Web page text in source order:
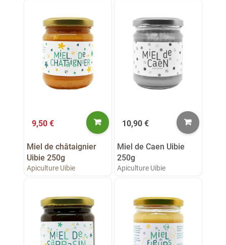
9,50 €
Miel de châtaignier
Uibie 250g
Apiculture Uibie
10,90 €
Miel de Caen Uibie
250g
Apiculture Uibie